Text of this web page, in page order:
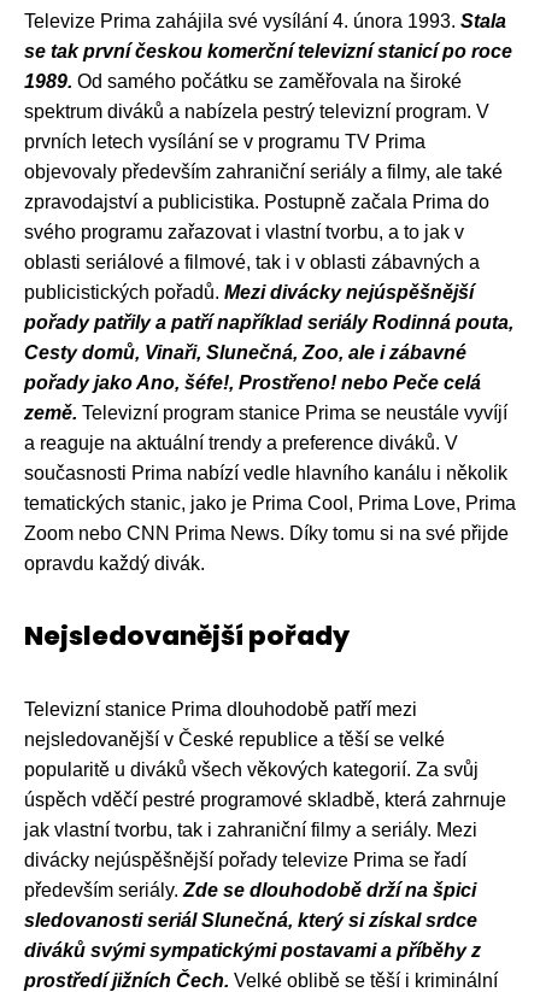
Televize Prima zahájila své vysílání 4. února 1993. Stala
se tak první českou komerční televizní stanicí po roce
1989. Od samého počátku se zaměřovala na široké
spektrum diváků a nabízela pestrý televizní program. V
prvních letech vysílání se v programu TV Prima
objevovaly především zahraniční seriály a filmy, ale také
zpravodajství a publicistika. Postupně začala Prima do
svého programu zařazovat i vlastní tvorbu, a to jak v
oblasti seriálové a filmové, tak i v oblasti zábavných a
publicistických pořadů. Mezi divácky nejúspěšnější
pořady patřily a patří například seriály Rodinná pouta,
Cesty domů, Vinaři, Slunečná, Zoo, ale i zábavné
pořady jako Ano, šéfe!, Prostřeno! nebo Peče celá
země. Televizní program stanice Prima se neustále vyvíjí
a reaguje na aktuální trendy a preference diváků. V
současnosti Prima nabízí vedle hlavního kanálu i několik
tematických stanic, jako je Prima Cool, Prima Love, Prima
Zoom nebo CNN Prima News. Díky tomu si na své přijde
opravdu každý divák.
Nejsledovanější pořady
Televizní stanice Prima dlouhodobě patří mezi
nejsledovanější v České republice a těší se velké
popularitě u diváků všech věkových kategorií. Za svůj
úspěch vděčí pestré programové skladbě, která zahrnuje
jak vlastní tvorbu, tak i zahraniční filmy a seriály. Mezi
divácky nejúspěšnější pořady televize Prima se řadí
především seriály. Zde se dlouhodobě drží na špici
sledovanosti seriál Slunečná, který si získal srdce
diváků svými sympatickými postavami a příběhy z
prostředí jižních Čech. Velké oblibě se těší i kriminální